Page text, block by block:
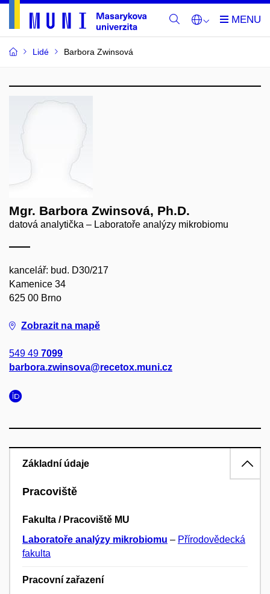
Lidé Barbora Zwinsová
Mgr. Barbora Zwinsová, Ph.D.
datová analytička – Laboratoře analýzy mikrobiomu
kancelář: bud. D30/217
Kamenice 34
625 00 Brno
Zobrazit na mapě
549 49 7099
barbora.zwinsova@recetox.muni.cz
Základní údaje
Pracoviště
Fakulta / Pracoviště MU
Laboratoře analýzy mikrobiomu – Přírodovědecká
fakulta
Pracovní zařazení